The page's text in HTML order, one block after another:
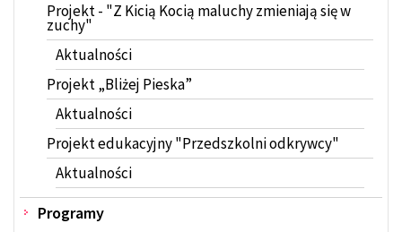
Projekt - "Z Kicią Kocią maluchy zmieniają się w
zuchy"
Aktualności
Projekt „Bliżej Pieska”
Aktualności
Projekt edukacyjny "Przedszkolni odkrywcy"
Aktualności
Programy